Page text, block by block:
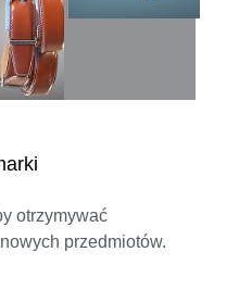
otrzymywać
przedmiotów.